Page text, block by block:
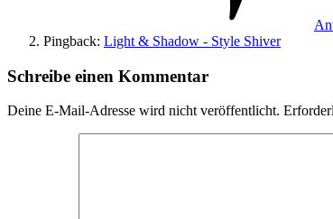
Pingback: Light & Shadow - Style Shiver
Schreibe einen Kommentar
Deine E-Mail-Adresse wird nicht veröffentlicht.